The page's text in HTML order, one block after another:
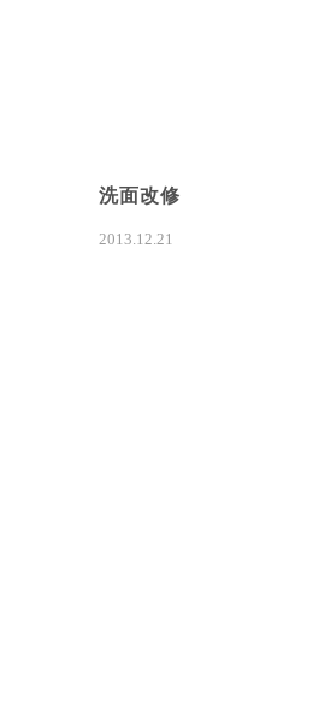
洗面改修
2013.12.21